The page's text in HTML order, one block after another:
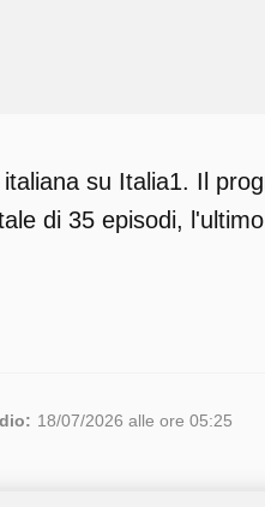
su Italia1. Il
di 35 episodi,
18/07/2026 alle ore 05:25